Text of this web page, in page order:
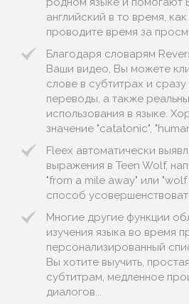
английский в то время,
проводите время за
Благодаря словарям
Ваши видео, Вы можете
слове в субтитрах и
переводы, а также
использования в языке.
значение "catatonic",
Fleex автоматически
выражения в Teen Wolf,
"from a mile away" или
способ
Многие другие функции
изучения языка во время
персонализированный
Вы хотите выучить,
субтитрам, медленное
диалогов...